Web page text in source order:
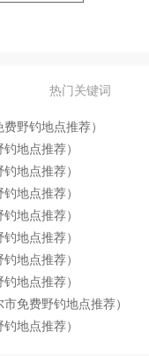
热门关键词
野钓地点推荐）
地点推荐）
地点推荐）
地点推荐）
地点推荐）
地点推荐）
地点推荐）
地点推荐）
免费野钓地点推荐）
地点推荐）